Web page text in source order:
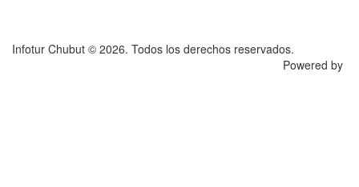
Infotur Chubut © 2026. Todos los derechos reservados.
Powered by